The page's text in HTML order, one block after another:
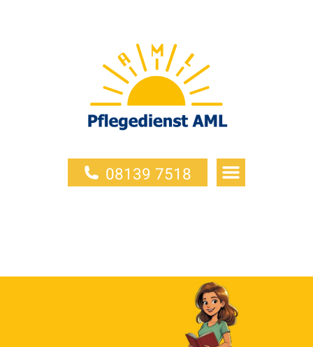
08139 7518